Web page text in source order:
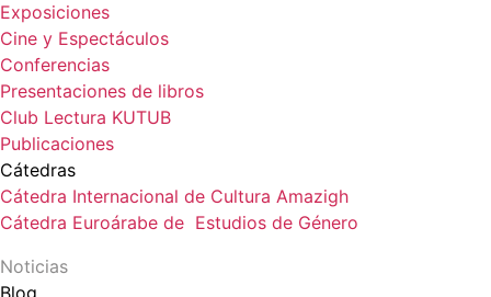
Exposiciones
Cine y Espectáculos
Conferencias
Presentaciones de libros
Club Lectura KUTUB
Publicaciones
Cátedras
Cátedra Internacional de Cultura Amazigh
Cátedra Euroárabe de Estudios de Género
Noticias